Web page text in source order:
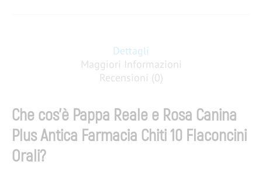
Dettagli
Maggiori Informazioni
Recensioni (0)
Che cos’è Pappa Reale e Rosa Canina
Plus Antica Farmacia Chiti 10 Flaconcini
Orali?